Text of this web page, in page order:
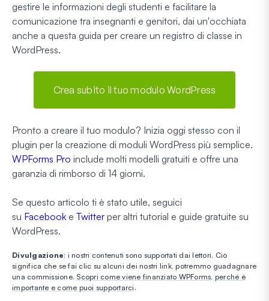
gestire le informazioni degli studenti e facilitare la
comunicazione tra insegnanti e genitori, dai un'occhiata
anche a questa guida per creare un registro di classe in
WordPress.
Crea subito il tuo modulo WordPress
Pronto a creare il tuo modulo? Inizia oggi stesso con il
plugin per la creazione di moduli WordPress più semplice.
WPForms Pro include molti modelli gratuiti e offre una
garanzia di rimborso di 14 giorni.
Se questo articolo ti è stato utile, seguici
su Facebook e Twitter per altri tutorial e guide gratuite su
WordPress.
Divulgazione: i nostri contenuti sono supportati dai lettori. Ciò
significa che se fai clic su alcuni dei nostri link, potremmo guadagnare
una commissione.Scopri come viene finanziato WPForms, perché è
importante e come puoi supportarci .